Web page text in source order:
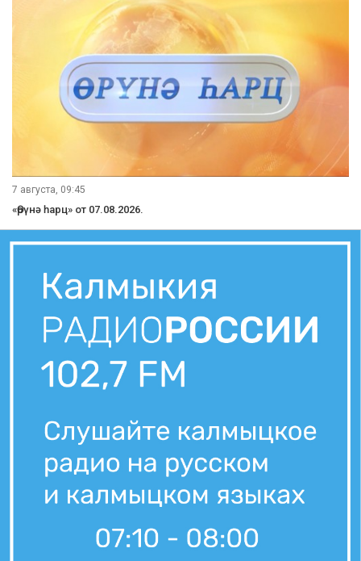
7 августа, 09:45
«Өрүнә һарц» от 07.08.2026.